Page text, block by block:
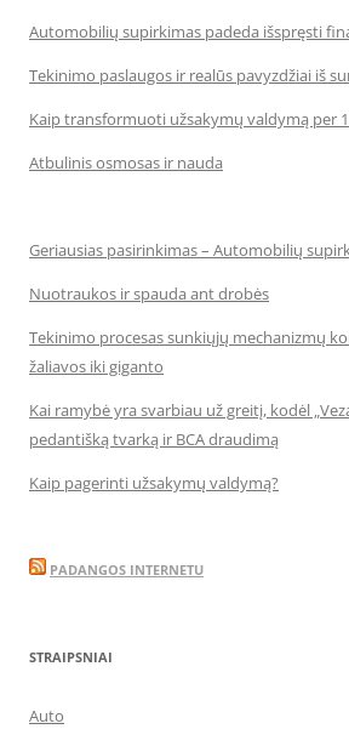
Automobilių supirkimas padeda išspręsti
Tekinimo paslaugos ir realūs pavyzdžiai iš
Kaip transformuoti užsakymų valdymą per
Atbulinis osmosas ir nauda
Geriausias pasirinkimas – Automobilių
Nuotraukos ir spauda ant drobės
Tekinimo procesas sunkiųjų mechanizmų
žaliavos iki giganto
Kai ramybė yra svarbiau už greitį, kodėl
pedantišką tvarką ir BCA draudimą
Kaip pagerinti užsakymų valdymą?
PADANGOS INTERNETU
STRAIPSNIAI
Auto